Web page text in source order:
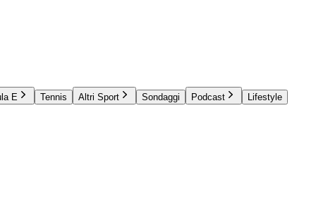
E Tennis Altri Sport Sondaggi Podcast
Lifestyle